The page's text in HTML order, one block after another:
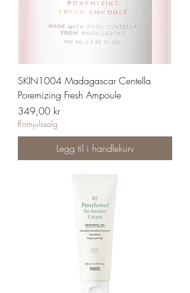
SKIN1004 Madagascar Centella
Poremizing Fresh Ampoule
Pris
349,00 kr
Romjulssalg
Legg til i handlekurv